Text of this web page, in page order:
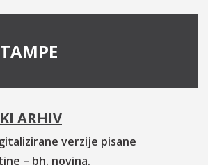
ARHIV
verzije pisane
– bh. novina.